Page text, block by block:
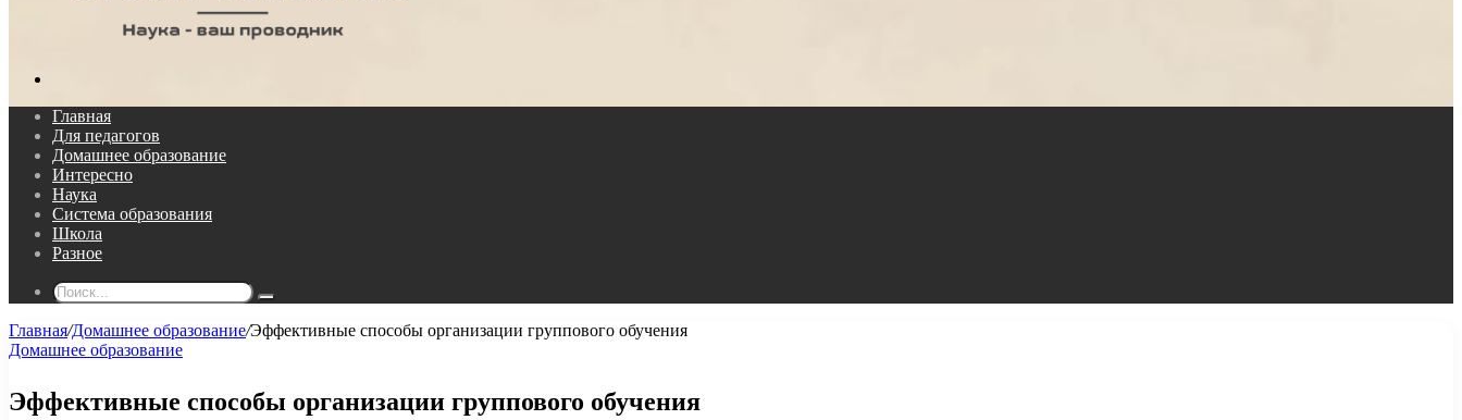
Главная
Для педагогов
Домашнее образование
Интересно
Наука
Система образования
Школа
Разное
Поиск...
Главная/Домашнее образование/Эффективные способы организации группового обучения
Домашнее образование
Эффективные способы организации группового обучения